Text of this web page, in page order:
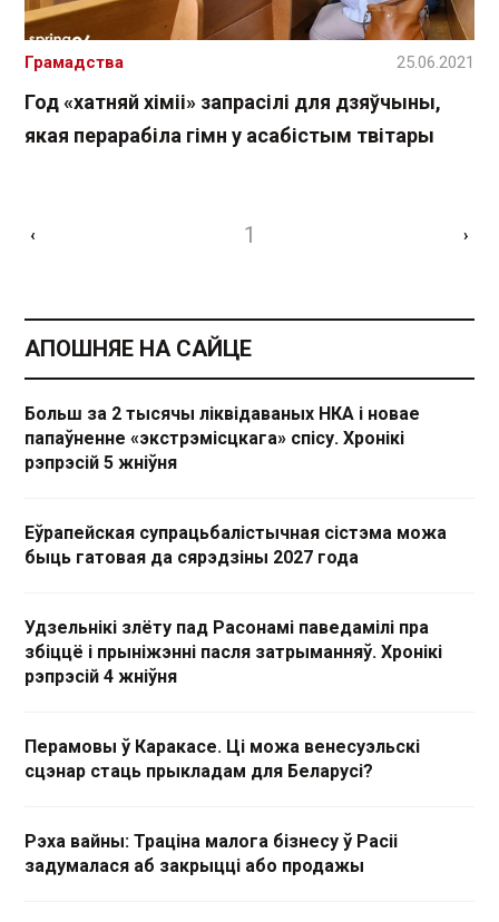
Год «хатняй хіміі» запрасілі для дзяўчыны,
якая перарабіла гімн у асабістым твітары
Грамадства 25.06.2021
‹ 1 ›
АПОШНЯЕ НА САЙЦЕ
Больш за 2 тысячы ліквідаваных НКА і новае
папаўненне «экстрэмісцкага» спісу. Хронікі
рэпрэсій 5 жніўня
Еўрапейская супрацьбалістычная сістэма можа
быць гатовая да сярэдзіны 2027 года
Удзельнікі злёту пад Расонамі паведамілі пра
збіццё і прыніжэнні пасля затрыманняў. Хронікі
рэпрэсій 4 жніўня
Перамовы ў Каракасе. Ці можа венесуэльскі
сцэнар стаць прыкладам для Беларусі?
Рэха вайны: Траціна малога бізнесу ў Расіі
задумалася аб закрыцці або продажы